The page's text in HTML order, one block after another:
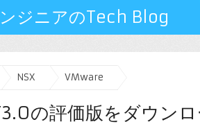
ジニアのTech Blog
NSX VMware
の評価版をダウン